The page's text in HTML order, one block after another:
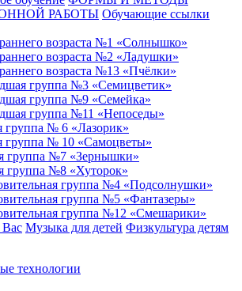
РАБОТЫ Обучающие ссылки
возраста №1 «Солнышко»
возраста №2 «Ладушки»
возраста №13 «Пчёлки»
группа №3 «Семицветик»
группа №9 «Семейка»
группа №11 «Непоседы»
группа № 6 «Лазорик»
группа № 10 «Самоцветы»
группа №7 «Зернышки»
группа №8 «Хуторок»
группа №4 «Подсолнушки»
группа №5 «Фантазеры»
группа №12 «Смешарики»
Вас Музыка для детей Физкультура детям
технологии